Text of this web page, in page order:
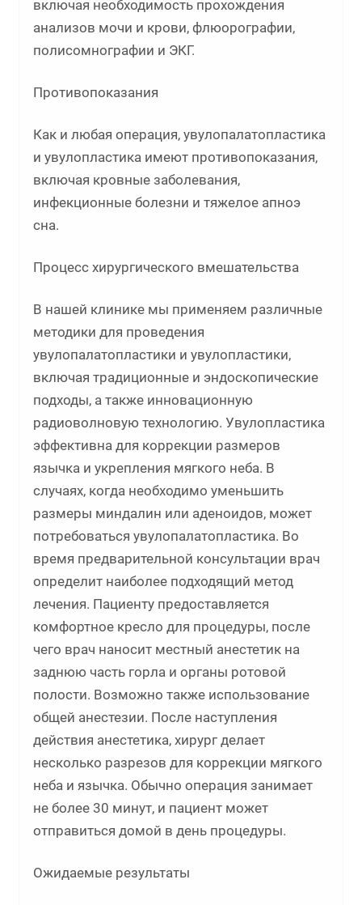
включая необходимость прохождения
анализов мочи и крови, флюорографии,
полисомнографии и ЭКГ.
Противопоказания
Как и любая операция, увулопалатопластика
и увулопластика имеют противопоказания,
включая кровные заболевания,
инфекционные болезни и тяжелое апноэ
сна.
Процесс хирургического вмешательства
В нашей клинике мы применяем различные
методики для проведения
увулопалатопластики и увулопластики,
включая традиционные и эндоскопические
подходы, а также инновационную
радиоволновую технологию. Увулопластика
эффективна для коррекции размеров
язычка и укрепления мягкого неба. В
случаях, когда необходимо уменьшить
размеры миндалин или аденоидов, может
потребоваться увулопалатопластика. Во
время предварительной консультации врач
определит наиболее подходящий метод
лечения. Пациенту предоставляется
комфортное кресло для процедуры, после
чего врач наносит местный анестетик на
заднюю часть горла и органы ротовой
полости. Возможно также использование
общей анестезии. После наступления
действия анестетика, хирург делает
несколько разрезов для коррекции мягкого
неба и язычка. Обычно операция занимает
не более 30 минут, и пациент может
отправиться домой в день процедуры.
Ожидаемые результаты